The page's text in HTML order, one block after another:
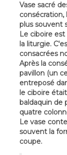
Vase sacré
plus souvent
Le ciboire
la liturgie.
consacrées
Après la
pavillon (un
entreposé
le ciboire
baldaquin de
quatre
Le vase
souvent la
coupe.